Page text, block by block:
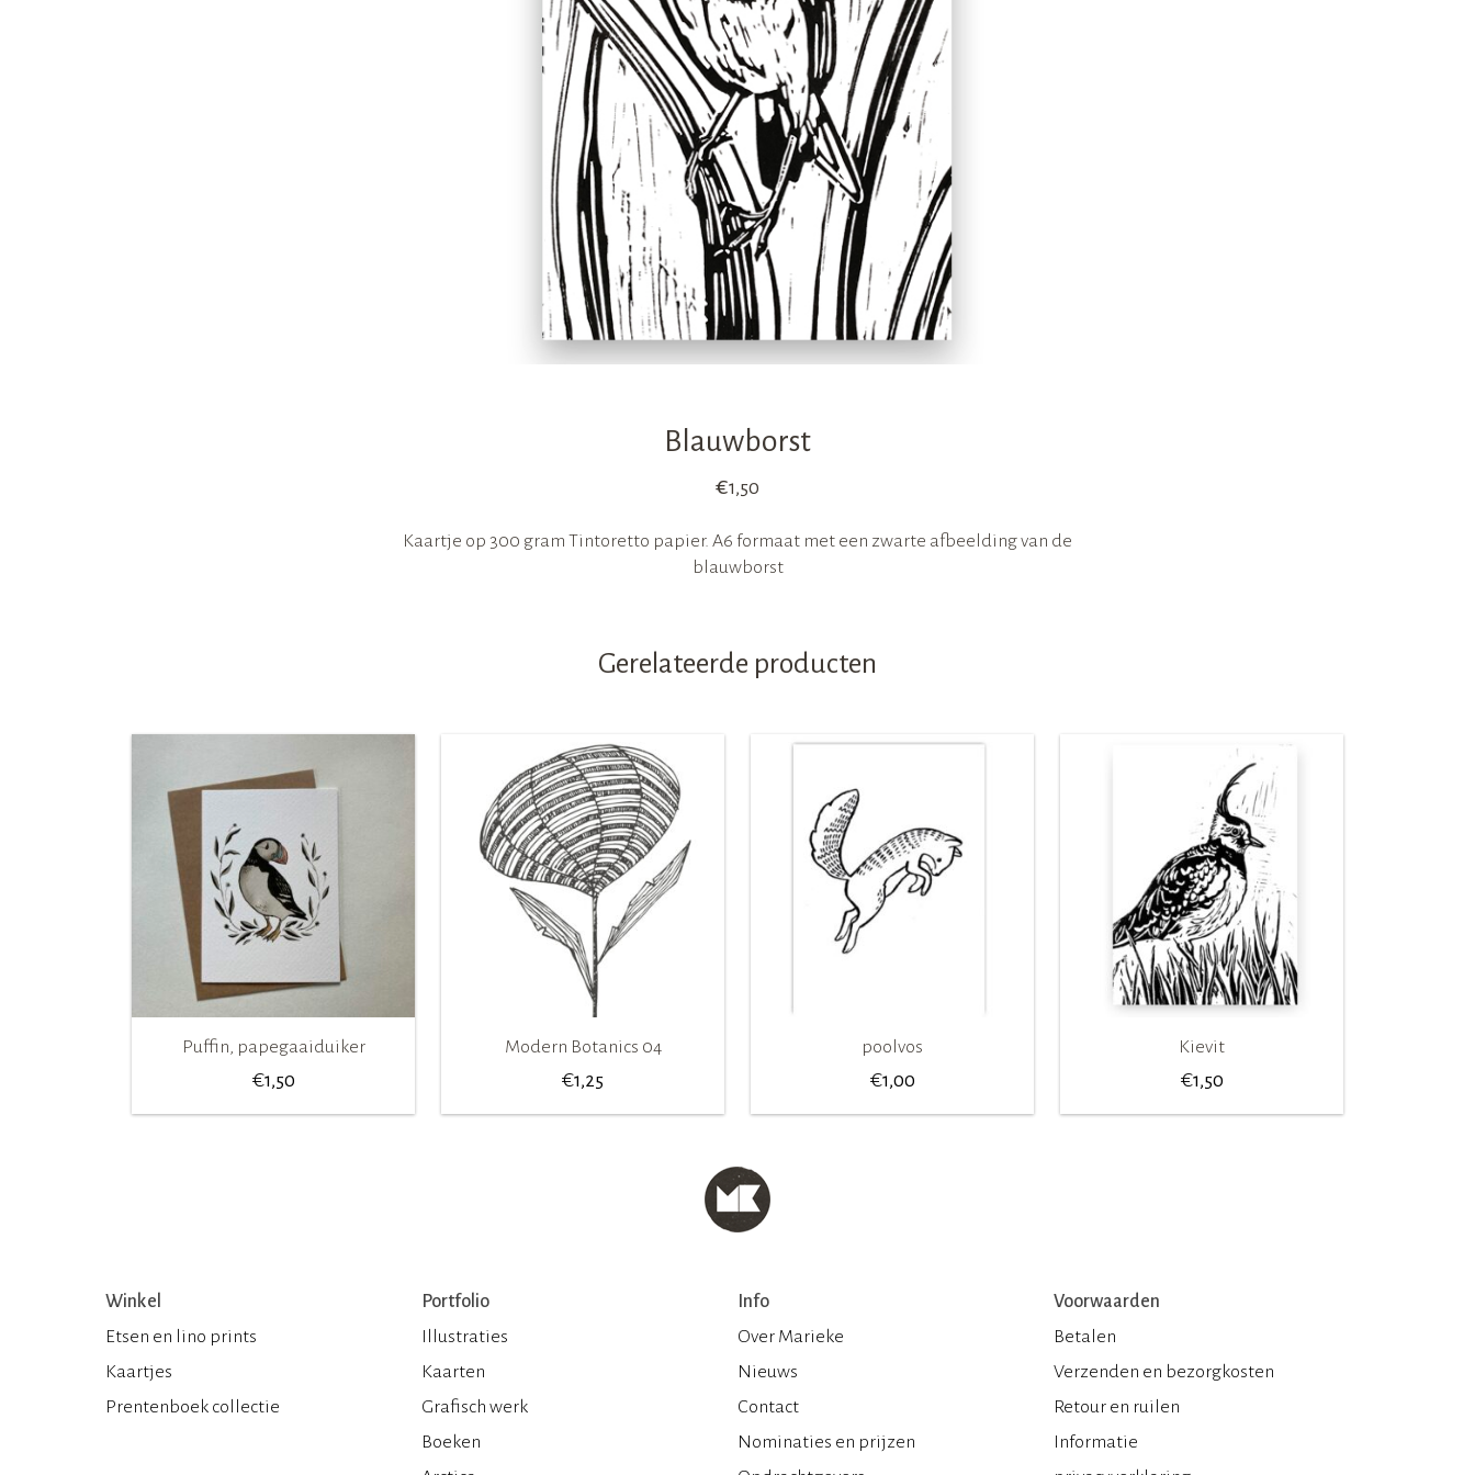
Blauwborst
€1,50
Kaartje op 300 gram Tintoretto papier. A6 formaat met een zwarte afbeelding van de
blauwborst
Gerelateerde producten
Puffin, papegaaiduiker
€1,50
Modern Botanics 04
€1,25
poolvos
€1,00
Kievit
€1,50
Winkel
Etsen en lino prints
Kaartjes
Prentenboek collectie
Portfolio
Illustraties
Kaarten
Grafisch werk
Boeken
Info
Over Marieke
Nieuws
Contact
Nominaties en prijzen
Voorwaarden
Betalen
Verzenden en bezorgkosten
Retour en ruilen
Informatie